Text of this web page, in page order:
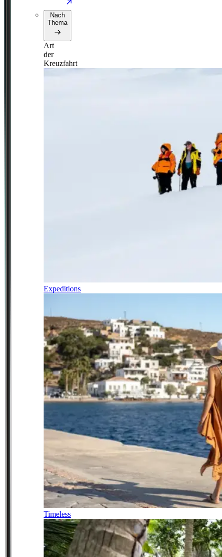
Nach
Thema
Art
der
Kreuzfahrt
Expeditions
Timeless